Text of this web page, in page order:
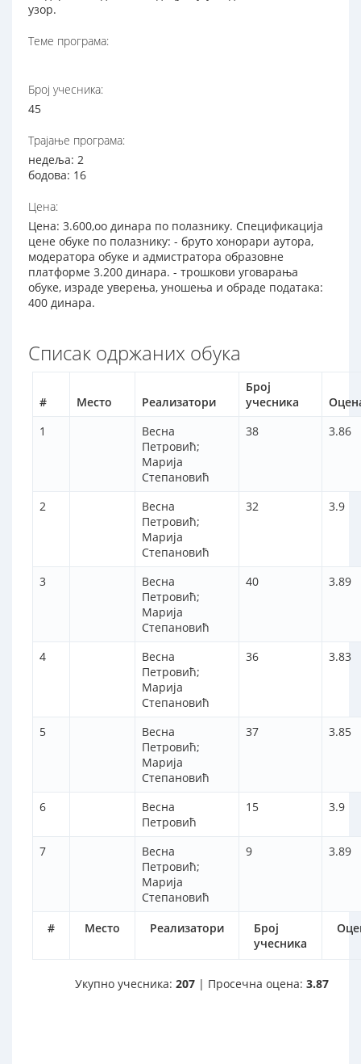
узор.
Теме програма:
Број учесника:
45
Трајање програма:
недеља: 2
бодова: 16
Цена:
Цена: 3.600,оо динара по полазнику. Спецификација
цене обуке по полазнику: - бруто хонорари аутора,
модератора обуке и адмистратора образовне
платформе 3.200 динара. - трошкови уговарања
обуке, израде уверења, уношења и обраде података:
400 динара.
Списак одржаних обука
# Место Реализатори
Број
учесника
# Место Реализатори
Број
учесника
1
Весна
Петровић;
Марија
Степановић
38 3.86
2
Весна
Петровић;
Марија
Степановић
32 3.9
3
Весна
Петровић;
Марија
Степановић
40 3.89
4
Весна
Петровић;
Марија
Степановић
36 3.83
5
Весна
Петровић;
Марија
Степановић
37 3.85
6
Весна
Петровић
15 3.9
7
Весна
Петровић;
Марија
Степановић
9 3.89
Укупно учесника: 207 | Просечна оцена: 3.87